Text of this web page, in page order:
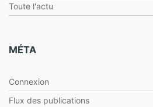
Toute l'actu
MÉTA
Connexion
Flux des publications